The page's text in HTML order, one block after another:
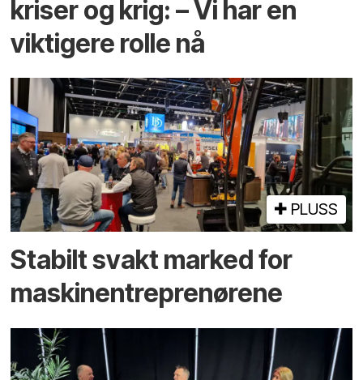
kriser og krig: – Vi har en
viktigere rolle nå
PLUSS
Stabilt svakt marked for
maskin­entreprenørene